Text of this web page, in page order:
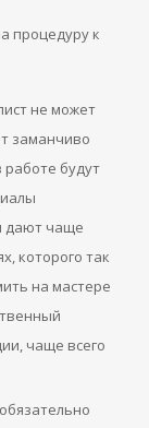
процедуру к
не может
заманчиво
работе будут
дают чаще
которого так
на мастере
чаще всего